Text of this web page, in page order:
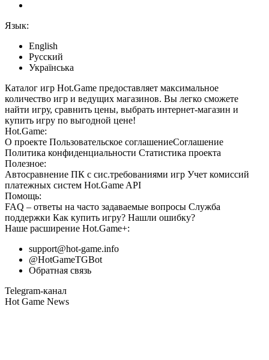
Язык:
English
Русский
Українська
Каталог игр Hot.Game предоставляет максимальное
количество игр и ведущих магазинов. Вы легко сможете
найти игру, сравнить цены, выбрать интернет-магазин и
купить игру по выгодной цене!
Hot.Game:
О проекте Пользовательское соглашениеСоглашение
Политика конфиденциальности Статистика проекта
Полезное:
Автосравнение ПК с сис.требованиями игр Учет комиссий
платежных систем Hot.Game API
Помощь:
FAQ – ответы на часто задаваемые вопросы Служба
поддержки Как купить игру? Нашли ошибку?
Наше расширение Hot.Game+:
support@hot-game.info
@HotGameTGBot
Обратная связь
Telegram-канал
Hot Game News